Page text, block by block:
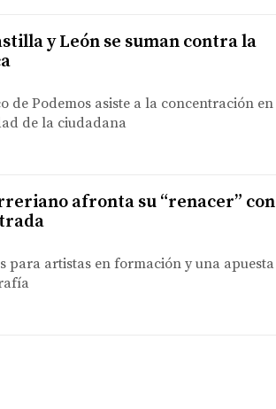
y León se suman contra la
de Podemos asiste a la concentración en
de la ciudadana
afronta su “renacer” con
para artistas en formación y una apuesta